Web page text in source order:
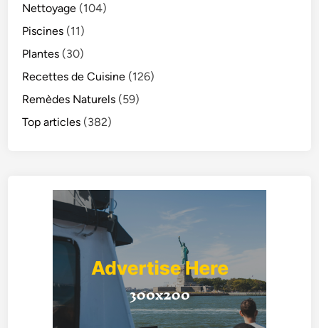
Nettoyage (104)
Piscines (11)
Plantes (30)
Recettes de Cuisine (126)
Remèdes Naturels (59)
Top articles (382)